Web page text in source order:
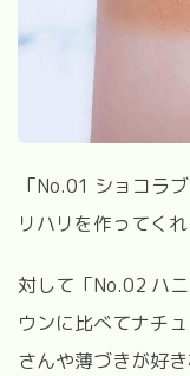
「No.01 ショコラ
リハリを作ってく
対して「No.02 ハ
ウンに比べてナチ
さんや薄づきが好